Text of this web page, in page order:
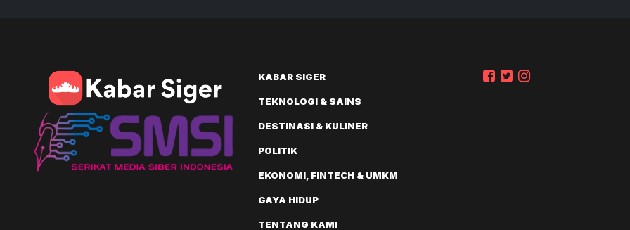
KABAR SIGER
TEKNOLOGI & SAINS
DESTINASI & KULINER
POLITIK
EKONOMI, FINTECH & UMKM
GAYA HIDUP
TENTANG KAMI